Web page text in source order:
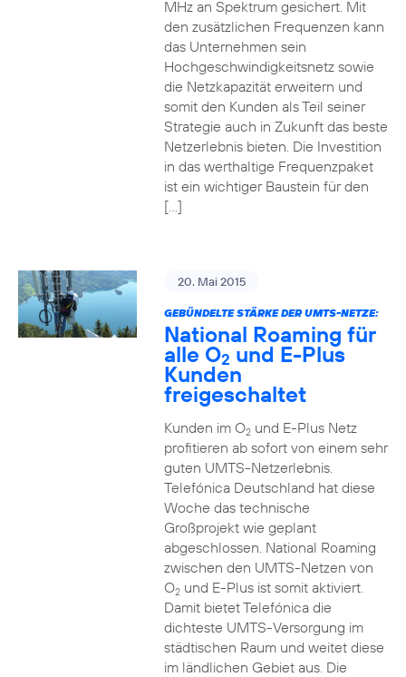
MHz an Spektrum gesichert. Mit
den zusätzlichen Frequenzen kann
das Unternehmen sein
Hochgeschwindigkeitsnetz sowie
die Netzkapazität erweitern und
somit den Kunden als Teil seiner
Strategie auch in Zukunft das beste
Netzerlebnis bieten. Die Investition
in das werthaltige Frequenzpaket
ist ein wichtiger Baustein für den
[…]
20. Mai 2015
GEBÜNDELTE STÄRKE DER UMTS-NETZE:
National Roaming für
alle O2 und E-Plus
Kunden
freigeschaltet
Kunden im O2und E-Plus Netz
profitieren ab sofort von einem sehr
guten UMTS-Netzerlebnis.
Telefónica Deutschland hat diese
Woche das technische
Großprojekt wie geplant
abgeschlossen. National Roaming
zwischen den UMTS-Netzen von
O2und E-Plus ist somit aktiviert.
Damit bietet Telefónica die
dichteste UMTS-Versorgung im
städtischen Raum und weitet diese
im ländlichen Gebiet aus. Die